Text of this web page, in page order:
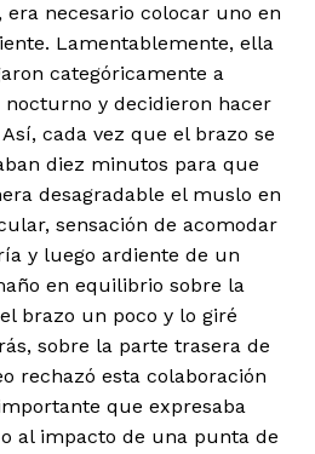
necesario colocar uno en
Lamentablemente, ella
categóricamente a
y decidieron hacer
cada vez que el brazo se
diez minutos para que
desagradable el muslo en
sensación de acomodar
y luego ardiente de un
en equilibrio sobre la
brazo un poco y lo giré
sobre la parte trasera de
rechazó esta colaboración
que expresaba
al impacto de una punta de